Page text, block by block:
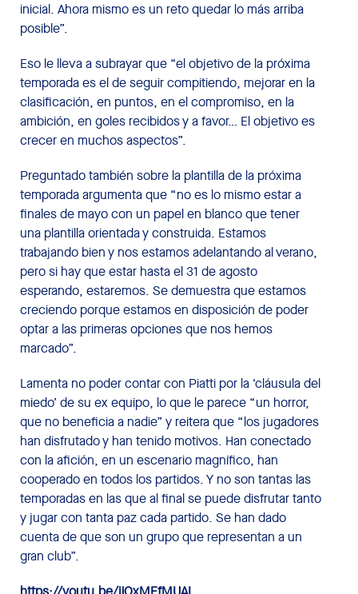
inicial. Ahora mismo es un reto quedar lo más arriba
posible”.
Eso le lleva a subrayar que “el objetivo de la próxima
temporada es el de seguir compitiendo, mejorar en la
clasificación, en puntos, en el compromiso, en la
ambición, en goles recibidos y a favor… El objetivo es
crecer en muchos aspectos”.
Preguntado también sobre la plantilla de la próxima
temporada argumenta que “no es lo mismo estar a
finales de mayo con un papel en blanco que tener
una plantilla orientada y construida. Estamos
trabajando bien y nos estamos adelantando al verano,
pero si hay que estar hasta el 31 de agosto
esperando, estaremos. Se demuestra que estamos
creciendo porque estamos en disposición de poder
optar a las primeras opciones que nos hemos
marcado”.
Lamenta no poder contar con Piatti por la ‘cláusula del
miedo’ de su ex equipo, lo que le parece “un horror,
que no beneficia a nadie” y reitera que “los jugadores
han disfrutado y han tenido motivos. Han conectado
con la afición, en un escenario magnífico, han
cooperado en todos los partidos. Y no son tantas las
temporadas en las que al final se puede disfrutar tanto
y jugar con tanta paz cada partido. Se han dado
cuenta de que son un grupo que representan a un
gran club”.